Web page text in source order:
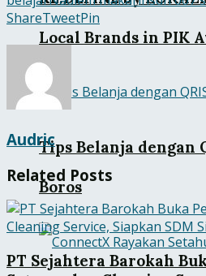
Local Brands in PIK
Tips Belanja dengan
Boros
ShareTweetPin
Audric
Related Posts
PT Sejahtera Barokah